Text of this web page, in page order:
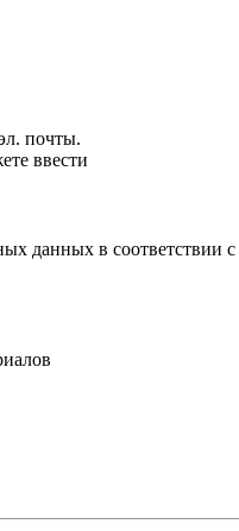
почты.
ввести
данных в соответствии с